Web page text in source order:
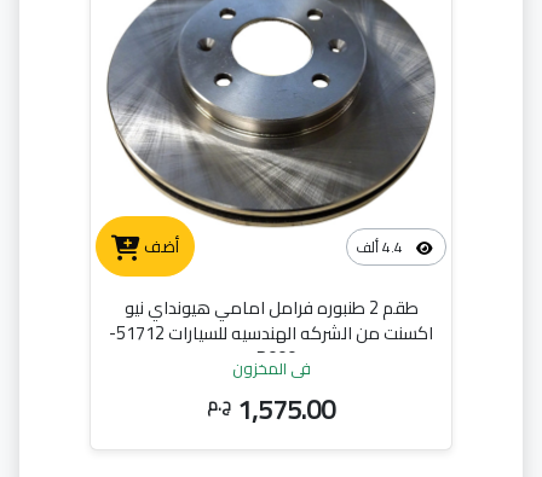
أضف
طقم 2 طنبوره فرامل امامي هيونداي نيو
اكسنت من الشركه الهندسيه للسيارات 51712-
1R000
في المخزون
1,575.00 ج.م